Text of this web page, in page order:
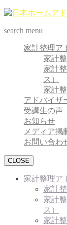
search menu
家計整理ア
家計
家計
ス）
家計
アドバイザ
受講生の声
お知らせ
メディア掲
お問い合わ
CLOSE
家計整理ア
家計
家計
ス）
家計